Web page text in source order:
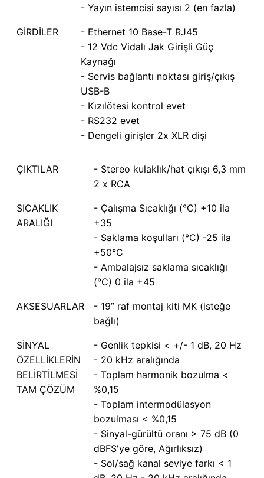
- Yayın istemcisi sayısı 2 (en fazla)
GİRDİLER
- Ethernet 10 Base-T RJ45
- 12 Vdc Vidalı Jak Girişli Güç
Kaynağı
- Servis bağlantı noktası giriş/çıkış
USB-B
- Kızılötesi kontrol evet
- RS232 evet
- Dengeli girişler 2x XLR dişi
ÇIKTILAR
- Stereo kulaklık/hat çıkışı 6,3 mm
2 x RCA
SICAKLIK
ARALIĞI
- Çalışma Sıcaklığı (°C) +10 ila
+35
- Saklama koşulları (°C) -25 ila
+50°C
- Ambalajsız saklama sıcaklığı
(°C) 0 ila +45
AKSESUARLAR
- 19” raf montaj kiti MK (isteğe
bağlı)
SİNYAL
ÖZELLİKLERİN
BELİRTİLMESİ
TAM ÇÖZÜM
- Genlik tepkisi < +/- 1 dB, 20 Hz
- 20 kHz aralığında
- Toplam harmonik bozulma <
%0,15
- Toplam intermodülasyon
bozulması < %0,15
- Sinyal-gürültü oranı > 75 dB (0
dBFS'ye göre, Ağırlıksız)
- Sol/sağ kanal seviye farkı < 1